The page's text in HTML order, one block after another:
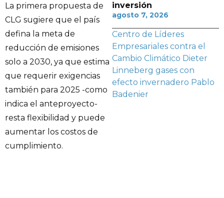
La primera propuesta de
CLG sugiere que el país
defina la meta de
reducción de emisiones
solo a 2030, ya que estima
que requerir exigencias
también para 2025 -como
indica el anteproyecto-
resta flexibilidad y puede
aumentar los costos de
cumplimiento.
inversión
agosto 7, 2026
Centro de Líderes
Empresariales contra el
Cambio Climático Dieter
Linneberg gases con
efecto invernadero Pablo
Badenier